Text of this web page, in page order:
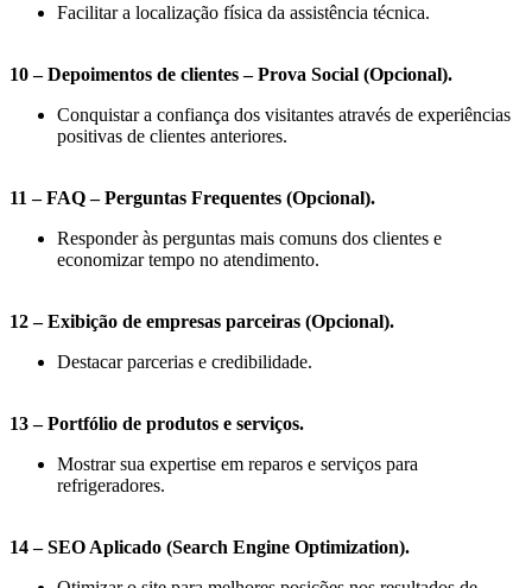
Facilitar a localização física da assistência técnica.
10 – Depoimentos de clientes – Prova Social (Opcional).
Conquistar a confiança dos visitantes através de experiências
positivas de clientes anteriores.
11 – FAQ – Perguntas Frequentes (Opcional).
Responder às perguntas mais comuns dos clientes e
economizar tempo no atendimento.
12 – Exibição de empresas parceiras (Opcional).
Destacar parcerias e credibilidade.
13 – Portfólio de produtos e serviços.
Mostrar sua expertise em reparos e serviços para
refrigeradores.
14 – SEO Aplicado (Search Engine Optimization).